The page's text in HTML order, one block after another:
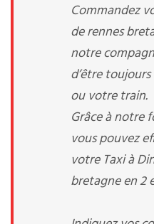
Commandez
de rennes
notre
d’être
ou votre train.
Grâce à notre
vous pouvez
votre Taxi à
bretagne en 2